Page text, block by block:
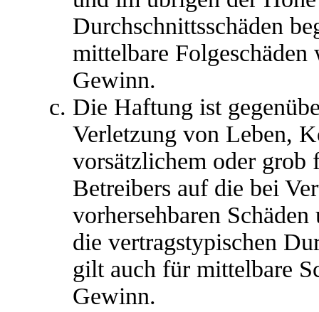
Durchschnittsschäden
mittelbare Folgeschäden
Gewinn.
Die Haftung ist
Verletzung von Leben,
vorsätzlichem oder grob
Betreibers auf die bei
vorhersehbaren
die vertragstypischen
gilt auch für mittelbare
Gewinn.